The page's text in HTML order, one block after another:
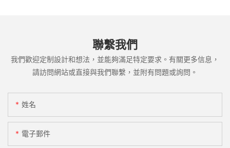
聯繫我們
我們歡迎定制設計和想法，並能夠滿足特定要求。有關更多信息，
請訪問網站或直接與我們聯繫，並附有問題或詢問。
姓名
電子郵件